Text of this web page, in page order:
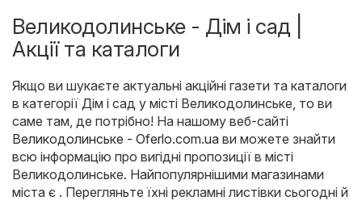
Великодолинське - Дім і сад |
Акції та каталоги
Якщо ви шукаєте актуальні акційні газети та каталоги
в категорії Дім і сад у місті Великодолинське, то ви
саме там, де потрібно! На нашому веб-сайті
Великодолинське - Oferlo.com.ua ви можете знайти
всю інформацію про вигідні пропозиції в місті
Великодолинське. Найпопулярнішими магазинами
міста є . Перегляньте їхні рекламні листівки сьогодні й